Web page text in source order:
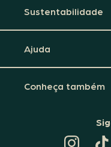
Sustentabilidade
Ajuda
Conheça também